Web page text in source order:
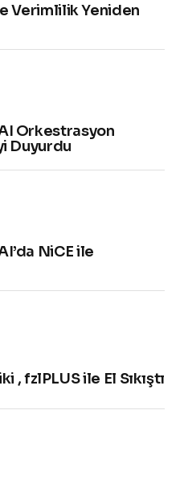
Verimlilik Yeniden
Orkestrasyon
Duyurdu
NiCE ile
, fzlPLUS ile El Sıkıştı